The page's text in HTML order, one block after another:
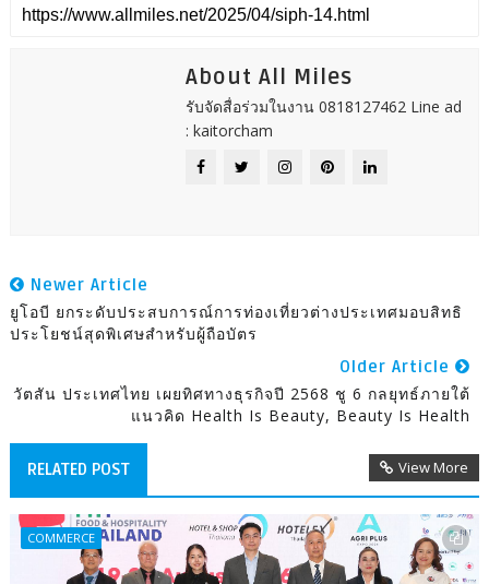
About All Miles
รับจัดสื่อร่วมในงาน 0818127462 Line ad
: kaitorcham
Newer Article
ยูโอบี ยกระดับประสบการณ์การท่องเที่ยวต่างประเทศมอบสิทธิ
ประโยชน์สุดพิเศษสำหรับผู้ถือบัตร
Older Article
วัตสัน ประเทศไทย เผยทิศทางธุรกิจปี 2568 ชู 6 กลยุทธ์ภายใต้
แนวคิด Health Is Beauty, Beauty Is Health
RELATED POST View More
COMMERCE